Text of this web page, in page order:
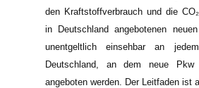
den Kraftstoffverbrauch und die
in Deutschland angebotenen
unentgeltlich einsehbar an
Deutschland, an dem neue Pkw
angeboten werden. Der Leitfaden ist